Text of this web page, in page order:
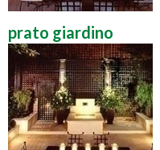
prato giardino